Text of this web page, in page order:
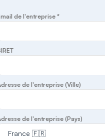
de l'entreprise *
de l'entreprise (Ville)
de l'entreprise (Pays)